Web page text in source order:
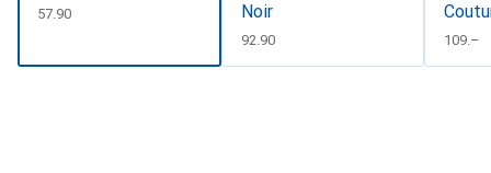
CHF
57.90
Noir
CHF
92.90 CHF
109.–